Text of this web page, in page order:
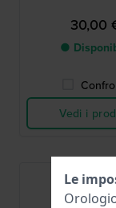
30,00
●
Vedi i
Le